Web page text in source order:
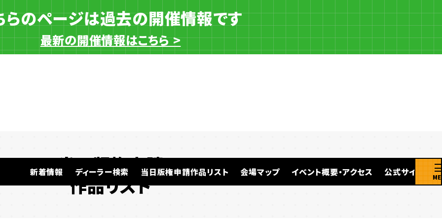
らのページは過去の開催情報です
最新の開催情報はこちら >
新着情報 ディーラー検索 当日版権申請作品リスト 会場マップ イベント概要・アクセス 公式サイト
当日版権申請
作品リスト